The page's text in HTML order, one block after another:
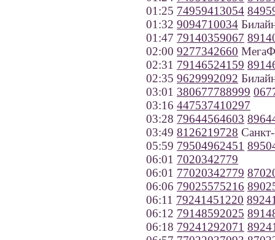
01:25 74959413054
01:32 9094710034
01:47 79140359067
02:00 9277342660
02:31 79146524159
02:35 9629992092
03:01 380677788999
03:16 447537410297
03:28 79644564603
03:49 8126219728
05:59 79504962451
06:01 7020342779
06:01 77020342779
06:06 79025575216
06:11 79241451220
06:12 79148592025
06:18 79241292071